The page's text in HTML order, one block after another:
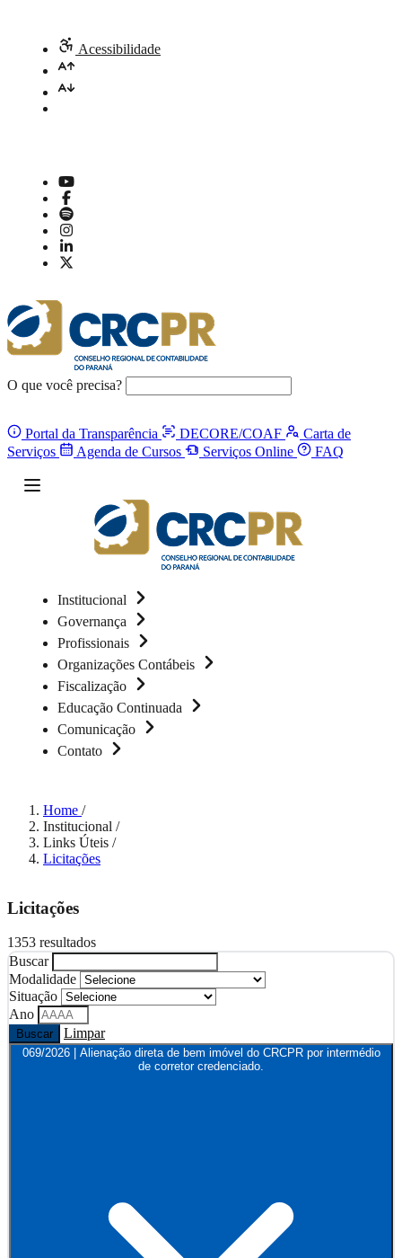
Acessibilidade
O que você precisa?
Portal da Transparência DECORE/COAF
Carta de
Serviços
Agenda de Cursos Serviços Online FAQ
Institucional
Governança
Profissionais
Organizações Contábeis
Fiscalização
Educação Continuada
Comunicação
Contato
Home /
Institucional /
Links Úteis /
Licitações
Licitações
1353 resultados
Buscar
Modalidade
Situação
Ano
Buscar Limpar
069/2026 | Alienação direta de bem imóvel do CRCPR por intermédio
de corretor credenciado.